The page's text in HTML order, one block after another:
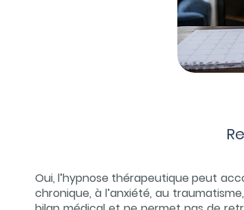
Oui, l’hypnose thérapeutique peut
chronique, à l’anxiété, au